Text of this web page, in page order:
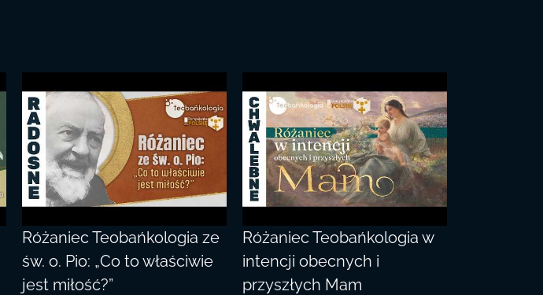
Różaniec Teobańkologia ze
św. o. Pio: „Co to właściwie
jest miłość?”
Różaniec Teobańkologia w
intencji obecnych i
przyszłych Mam